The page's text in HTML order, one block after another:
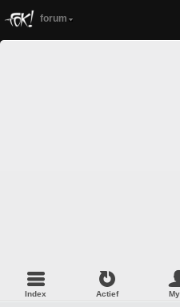
forum
Index Actief